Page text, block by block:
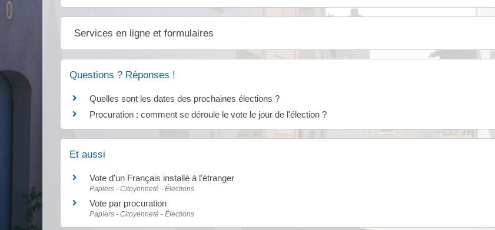
Services en ligne et formulaires
Questions ? Réponses !
Quelles sont les dates des prochaines élections ?
Procuration : comment se déroule le vote le jour de l'élection ?
Et aussi
Vote d'un Français installé à l'étranger
Papiers - Citoyenneté - Élections
Vote par procuration
Papiers - Citoyenneté - Élections